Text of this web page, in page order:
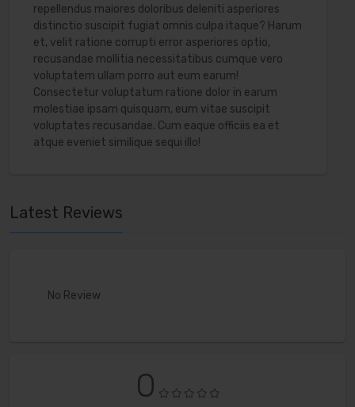
repellendus maiores doloribus deleniti asperiores
distinctio suscipit fugiat omnis culpa itaque? Harum
et, velit ratione corrupti error asperiores optio,
recusandae mollitia necessitatibus cumque vero
voluptatem ullam porro aut eum earum!
Consectetur voluptatum ratione dolor in earum
molestiae ipsam quisquam, eum vitae suscipit
voluptates recusandae. Cum eaque officiis ea et
atque eveniet similique sequi illo!
Latest Reviews
No Review
0